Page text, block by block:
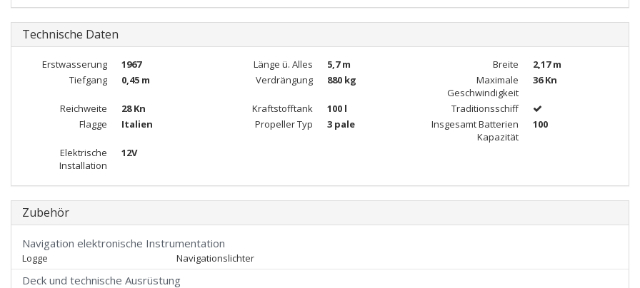
Technische Daten
Erstwasserung 1967 Länge ü. Alles 5,7 m Breite
2,17 m
Tiefgang
0,45 m Verdrängung 880 kg
Maximale
Geschwindigkeit
36 Kn
Reichweite 28 Kn Kraftstofftank 100 l
Traditionsschiff
Flagge
Italien Propeller Typ 3 pale
Insgesamt Batterien
Kapazität
100
Elektrische
Installation
12V
Zubehör
Navigation elektronische Instrumentation
Logge Navigationslichter
Deck und technische Ausrüstung